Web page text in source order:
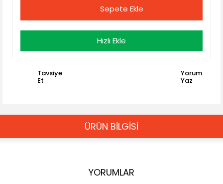
Sepete Ekle
Hızlı Ekle
Tavsiye
Et
Yorum
Yaz
ÜRÜN BİLGİSİ
YORUMLAR